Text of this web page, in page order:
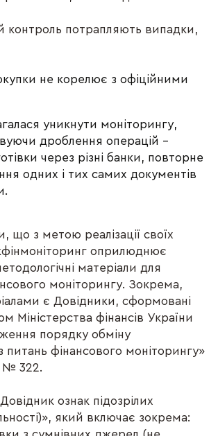
контроль потрапляють випадки,
не корелює з офіційними
уникнути моніторингу,
дроблення операцій –
через різні банки, повторне
одних і тих самих документів
що з метою реалізації своїх
оприлюднює
матеріали для
моніторингу. Зокрема,
є Довідники, сформовані
Міністерства фінансів України
порядку обміну
питань фінансового моніторингу»
№ 322.
ознак підозрілих
який включає зокрема: